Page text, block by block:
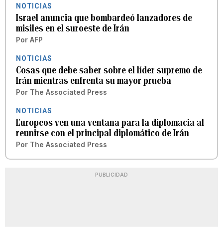
NOTICIAS
Israel anuncia que bombardeó lanzadores de
misiles en el suroeste de Irán
Por AFP
NOTICIAS
Cosas que debe saber sobre el líder supremo de
Irán mientras enfrenta su mayor prueba
Por The Associated Press
NOTICIAS
Europeos ven una ventana para la diplomacia al
reunirse con el principal diplomático de Irán
Por The Associated Press
PUBLICIDAD